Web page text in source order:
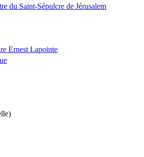
du Saint-Sépulcre de Jérusalem
Ernest Lapointe